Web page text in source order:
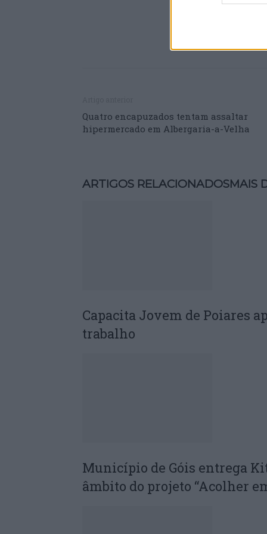
Quatro encapuzados tentam assaltar
hipermercado em Albergaria-a-Velha
ARTIGOS RELACIONADOSMAIS
Capacita Jovem de Poiares
trabalho
Município de Góis entrega
âmbito do projeto “Acolher